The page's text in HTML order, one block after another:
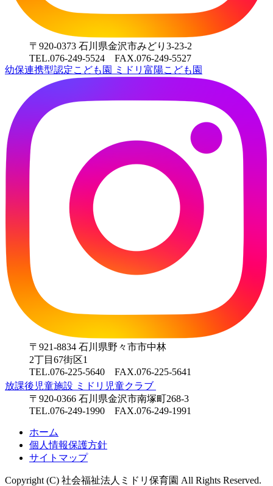
〒920-0373 石川県金沢市みどり3-23-2
TEL.076-249-5524 FAX.076-249-5527
幼保連携型認定こども園
ミドリ富陽こども園
〒921-8834 石川県野々市市中林
2丁目67街区1
TEL.076-225-5640 FAX.076-225-5641
放課後児童施設 ミドリ児童クラブ
〒920-0366 石川県金沢市南塚町268-3
TEL.076-249-1990 FAX.076-249-1991
ホーム
個人情報保護方針
サイトマップ
Copyright (C) 社会福祉法人ミドリ保育園 All Rights Reserved.